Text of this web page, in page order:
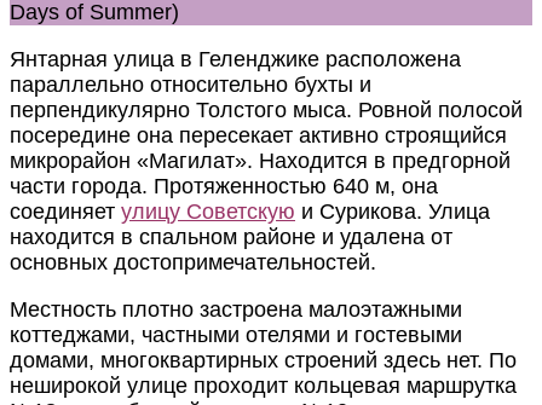
Days of Summer)
Янтарная улица в Геленджике расположена
параллельно относительно бухты и
перпендикулярно Толстого мыса. Ровной полосой
посередине она пересекает активно строящийся
микрорайон «Магилат». Находится в предгорной
части города. Протяженностью 640 м, она
соединяет улицу Советскую и Сурикова. Улица
находится в спальном районе и удалена от
основных достопримечательностей.
Местность плотно застроена малоэтажными
коттеджами, частными отелями и гостевыми
домами, многоквартирных строений здесь нет. По
неширокой улице проходит кольцевая маршрутка